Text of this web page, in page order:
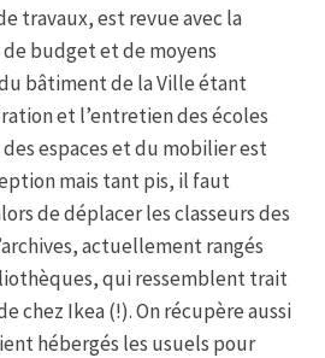
travaux, est revue avec la
budget et de moyens
bâtiment de la Ville étant
et l’entretien des écoles
espaces et du mobilier est
mais tant pis, il faut
de déplacer les classeurs des
actuellement rangés
qui ressemblent trait
chez Ikea (!). On récupère aussi
hébergés les usuels pour